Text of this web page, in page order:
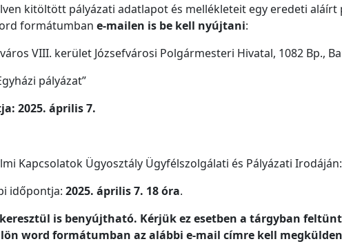
kitöltött pályázati adatlapot és mellékleteit egy eredeti aláírt
formátumban e-mailen is be kell nyújtani:
VIII. kerület Józsefvárosi Polgármesteri Hivatal, 1082 Bp.,
pályázat”
2025. április 7.
Kapcsolatok Ügyosztály Ügyfélszolgálati és Pályázati
időpontja: 2025. április 7. 18 óra.
is benyújtható. Kérjük ez esetben a tárgyban
word formátumban az alábbi e-mail címre kell